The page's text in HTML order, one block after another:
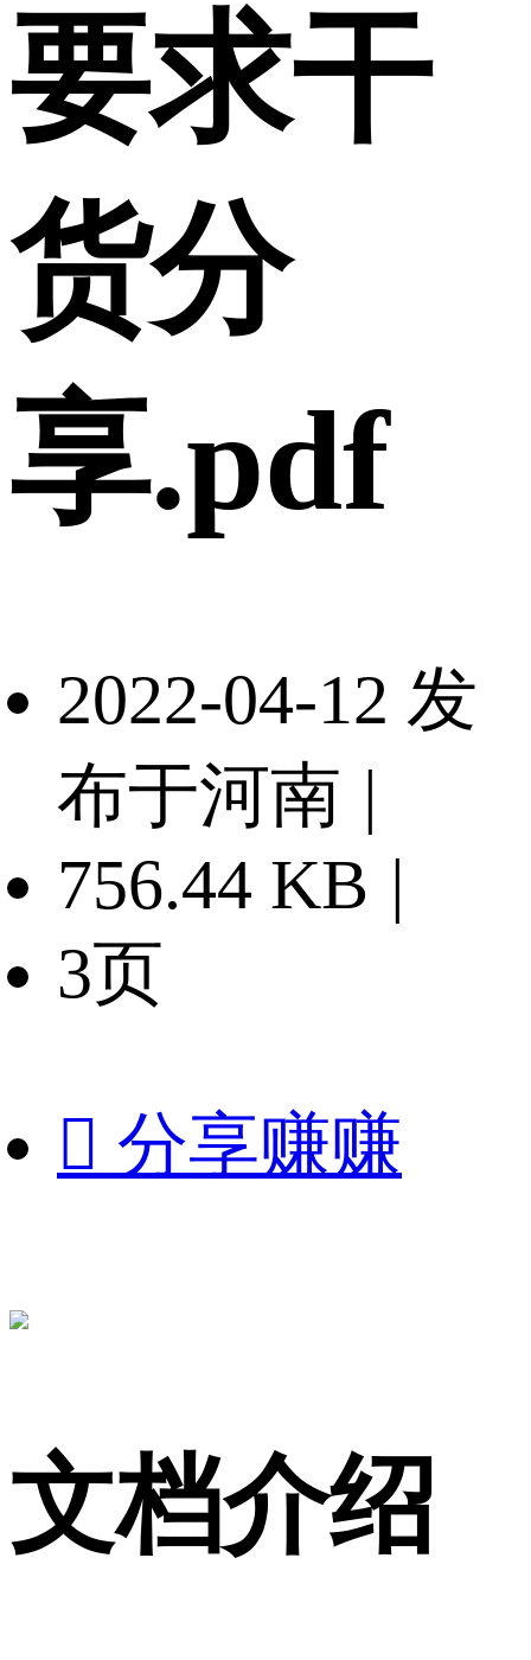
要求干
货分
享.pdf
2022-04-12 发
布于河南 |
756.44 KB |
3页
 分享赚赚
文档介绍